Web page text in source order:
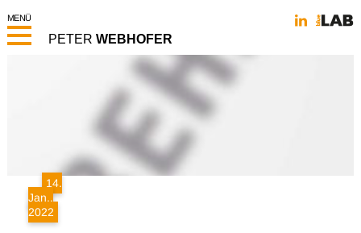
MENÜ
PETER WEBHOFER
PINWAND
ÜBER MICH
ANGEBOTE
14.
Jan..
2022